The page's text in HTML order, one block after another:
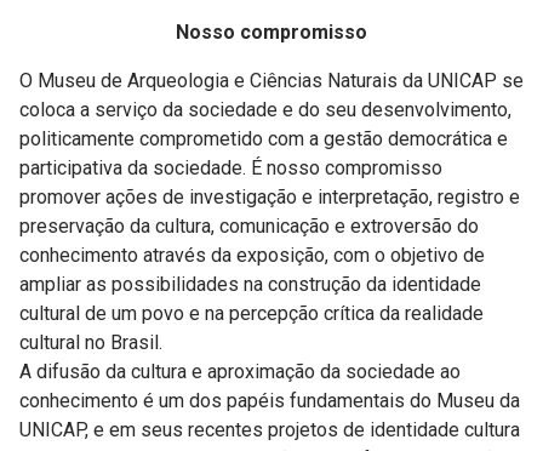
Nosso compromisso
O Museu de Arqueologia e Ciências Naturais da UNICAP se
coloca a serviço da sociedade e do seu desenvolvimento,
politicamente comprometido com a gestão democrática e
participativa da sociedade. É nosso compromisso
promover ações de investigação e interpretação, registro e
preservação da cultura, comunicação e extroversão do
conhecimento através da exposição, com o objetivo de
ampliar as possibilidades na construção da identidade
cultural de um povo e na percepção crítica da realidade
cultural no Brasil.
A difusão da cultura e aproximação da sociedade ao
conhecimento é um dos papéis fundamentais do Museu da
UNICAP, e em seus recentes projetos de identidade cultura